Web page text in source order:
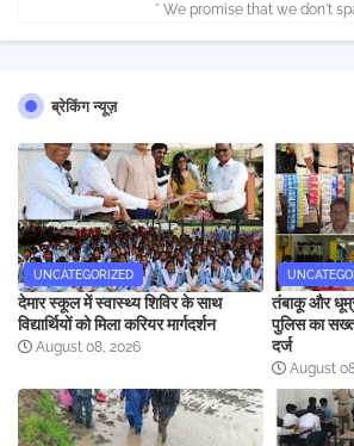
* We promise that we don't
ब्रेकिंग न्यूज़
UNCATEGORIZED
देमार स्कूल में स्वास्थ्य शिविर के साथ
विद्यार्थियों को मिला करियर मार्गदर्शन
August 08, 2026
तंबाकू और
पुलिस का
दर्ज
August